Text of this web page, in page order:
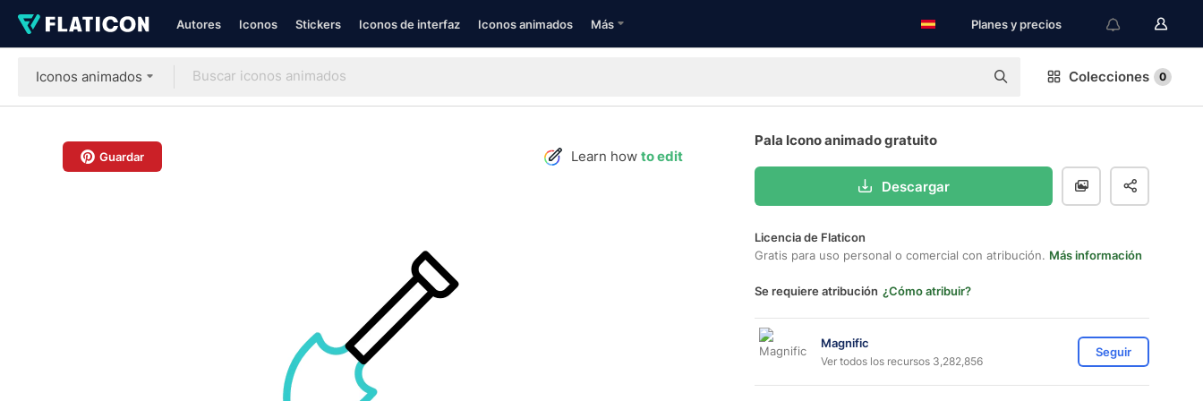
Autores Iconos Stickers Iconos de interfaz Iconos animados Más Planes y precios
Iconos animados Colecciones 0
Guardar Learn how to edit
Pala Icono animado gratuito
Descargar
Licencia de Flaticon
Gratis para uso personal o comercial con atribución. Más información
Se requiere atribución ¿Cómo atribuir?
Magnific
Ver todos los recursos 3,282,856
Seguir